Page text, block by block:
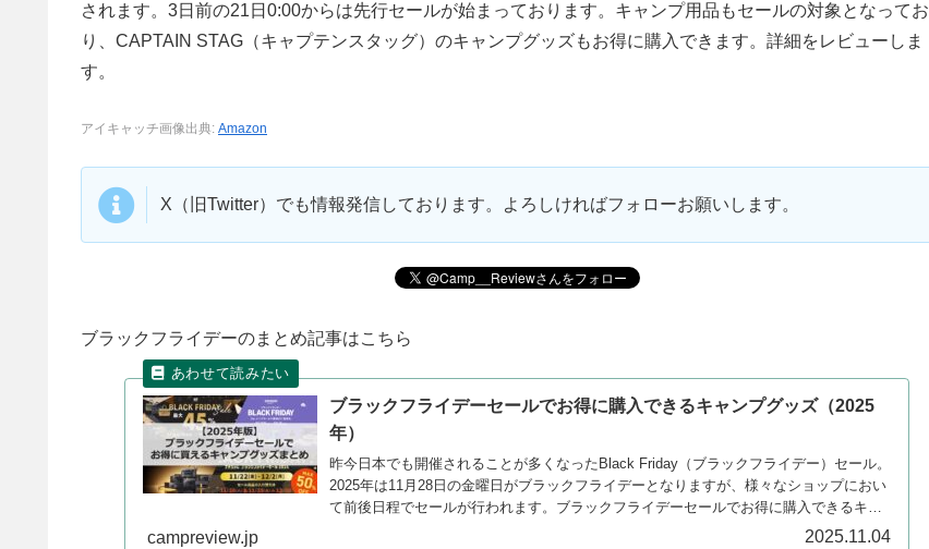
されます。3日前の21日0:00からは先行セールが始まっております。キャンプ用品もセールの対象となってお
り、CAPTAIN STAG（キャプテンスタッグ）のキャンプグッズもお得に購入できます。詳細をレビューしま
す。
アイキャッチ画像出典: Amazon
X（旧Twitter）でも情報発信しております。よろしければフォローお願いします。
ブラックフライデーのまとめ記事はこちら
ブラックフライデーセールでお得に購入できるキャンプグッズ（2025
年）
昨今日本でも開催されることが多くなったBlack Friday（ブラックフライデー）セール。
2025年は11月28日の金曜日がブラックフライデーとなりますが、様々なショップにおい
て前後日程でセールが行われます。ブラックフライデーセールでお得に購入できるキャ
campreview.jp 2025.11.04